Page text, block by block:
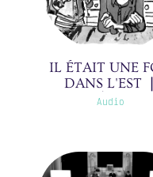
IL ÉTAIT UNE
DANS L'EST
LICENCIÉ ❘ 10/
Audio